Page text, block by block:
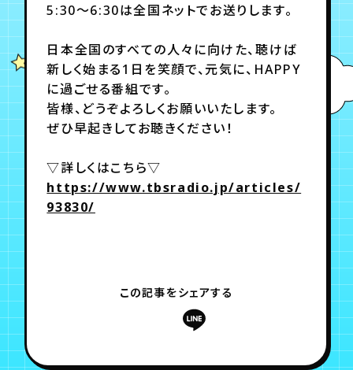
年会員制ファンクラブ
会員登録 ログイン
チケット
TICKET
お知らせ
FC NEWS MOVIE
5:30～6:30は全国ネットでお送りします。
日本全国のすべての人々に向けた、聴けば
新しく始まる1日を笑顔で、元気に、HAPPY
に過ごせる番組です。
皆様、どうぞよろしくお願いいたします。
ぜひ早起きしてお聴きください！
▽詳しくはこちら▽
https://www.tbsradio.jp/articles/
93830/
この記事をシェアする